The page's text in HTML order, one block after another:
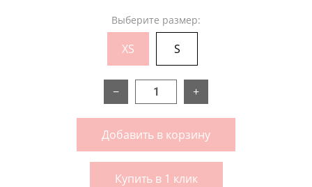
Выберите размер:
XS S
− +
Добавить в корзину
Купить в 1 клик